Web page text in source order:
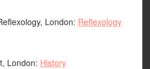
London: Reflexology
London: History